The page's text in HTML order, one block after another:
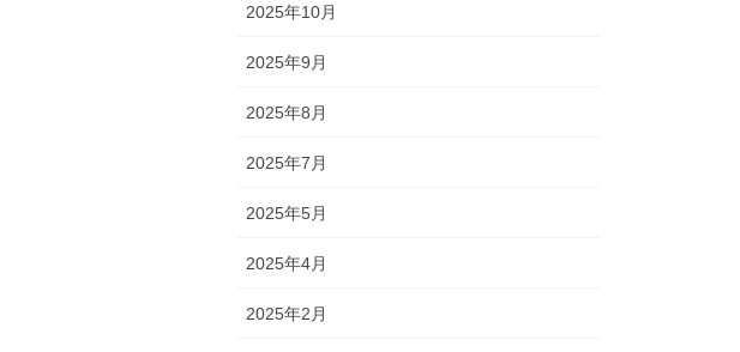
2025年10月
2025年9月
2025年8月
2025年7月
2025年5月
2025年4月
2025年2月